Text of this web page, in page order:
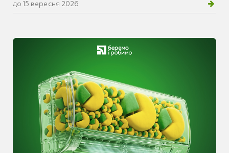
до 15 вересня 2026